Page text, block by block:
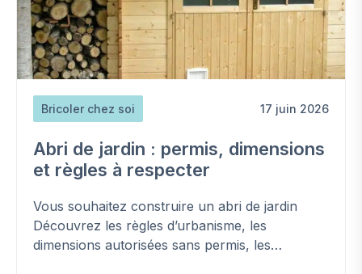
Bricoler chez soi 17 juin 2026
Abri de jardin : permis, dimensions
et règles à respecter
Vous souhaitez construire un abri de jardin
Découvrez les règles d’urbanisme, les
dimensions autorisées sans permis, les